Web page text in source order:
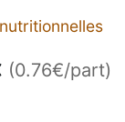
(0.76€/part)